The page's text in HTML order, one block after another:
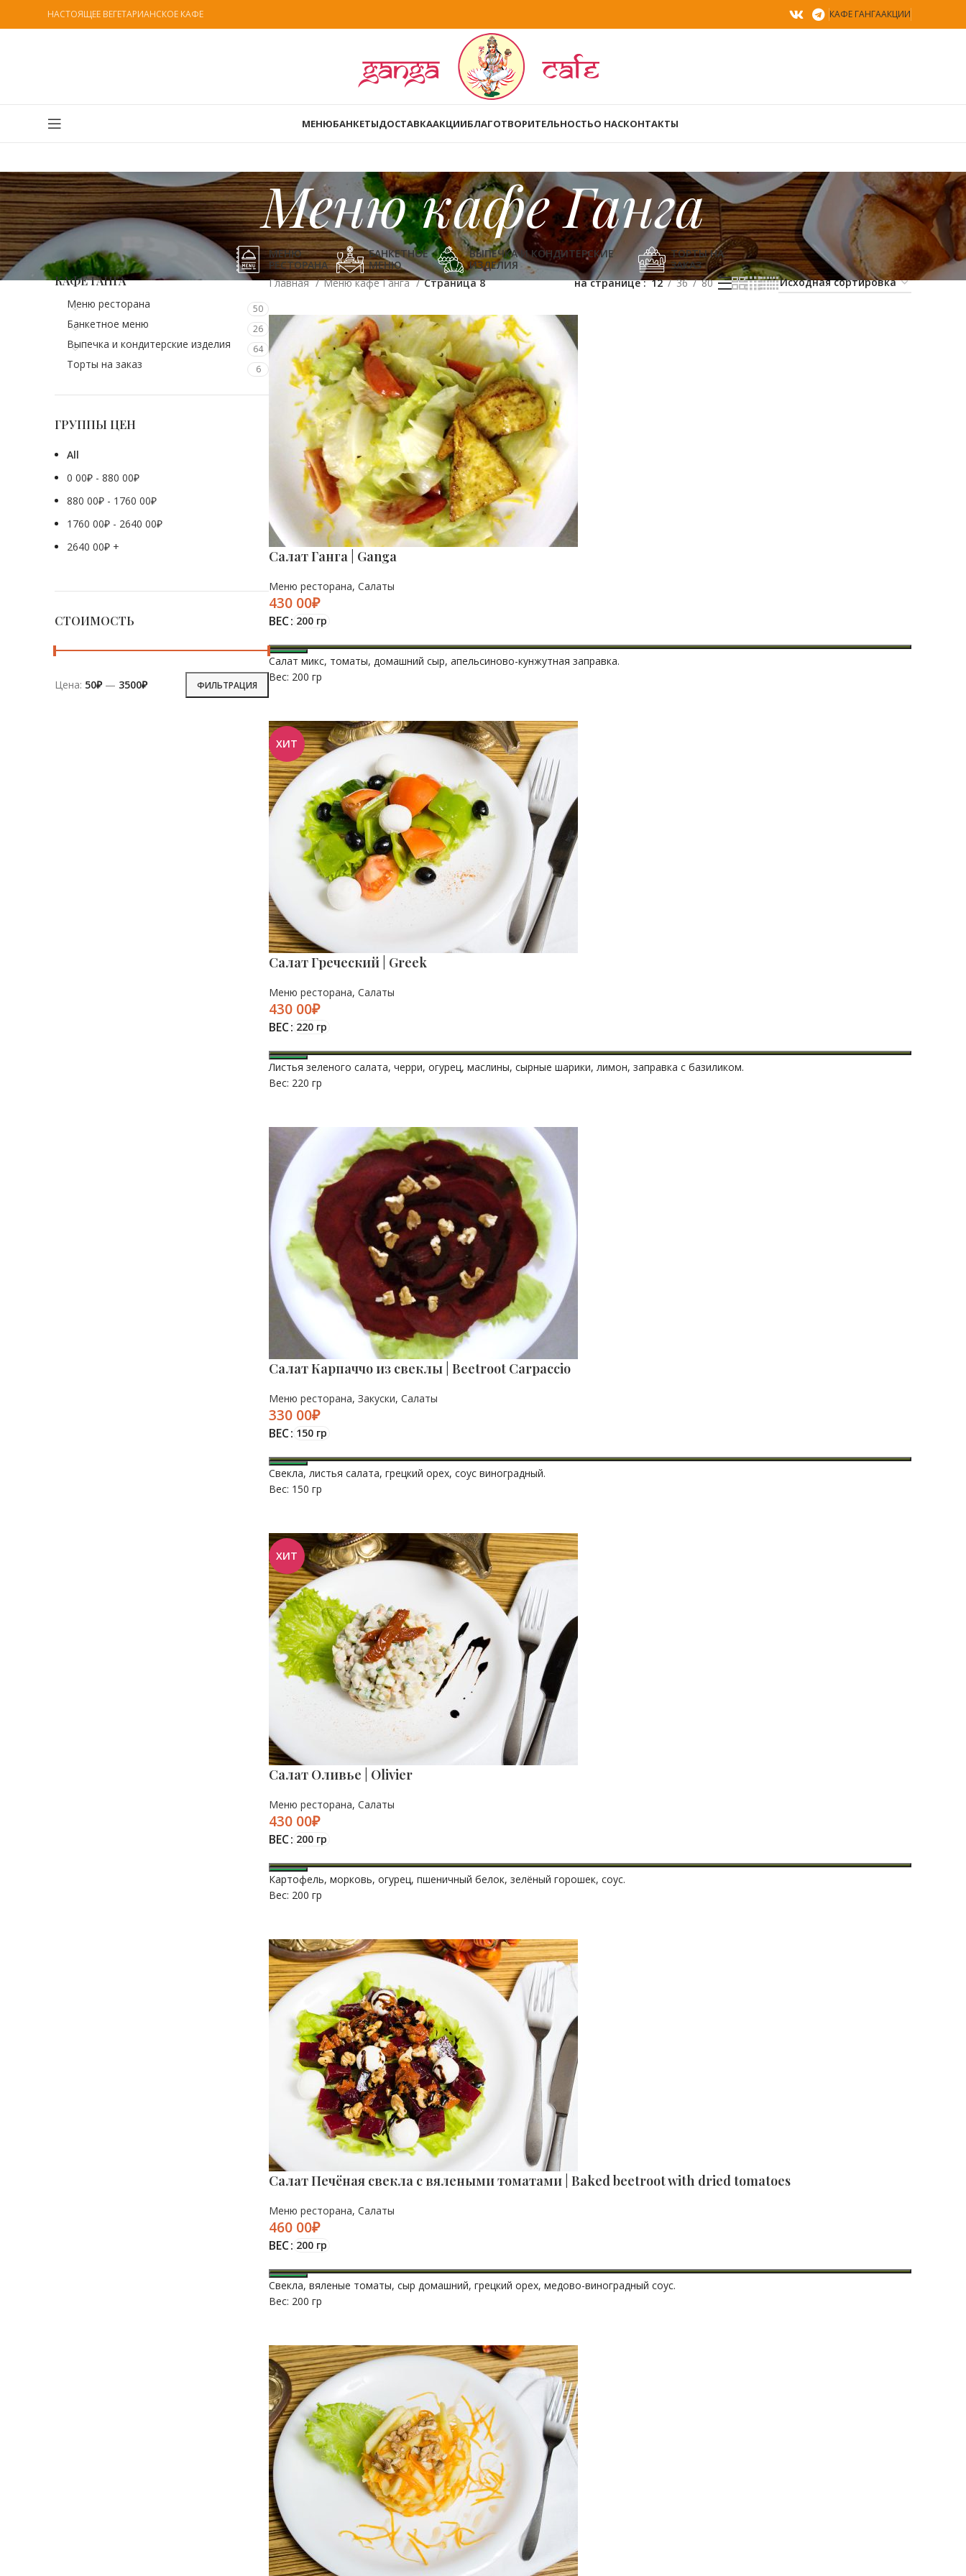
НАСТОЯЩЕЕ ВЕГЕТАРИАНСКОЕ КАФЕ КАФЕ ГАНГААКЦИИ
МЕНЮБАНКЕТЫДОСТАВКААКЦИИБЛАГОТВОРИТЕЛЬНОСТЬО НАСКОНТАКТЫ
Меню кафе Ганга
МЕНЮ
РЕСТОРАНА
БАНКЕТНОЕ
МЕНЮ
ВЫПЕЧКА И КОНДИТЕРСКИЕ
ИЗДЕЛИЯ
ТОРТЫ НА
ЗАКАЗ
КАФЕ ГАНГА
Меню ресторана 50
Банкетное меню 26
Выпечка и кондитерские изделия 64
Торты на заказ 6
ГРУППЫ ЦЕН
All
0 00₽ - 880 00₽
880 00₽ - 1760 00₽
1760 00₽ - 2640 00₽
2640 00₽ +
СТОИМОСТЬ
Минимальная
Максимальная
ФИЛЬТРАЦИЯ
Цена: 50₽— 3500₽
Главная Меню кафе Ганга Страница 8 на странице 12 36 80
Салат Ганга | Ganga
Меню ресторана, Салаты
₽
ВЕС 200 гр
Салат микс, томаты, домашний сыр, апельсиново-кунжутная заправка.
Вес: 200 гр
ХИТ
Салат Греческий | Greek
Меню ресторана, Салаты
₽
ВЕС 220 гр
Листья зеленого салата, черри, огурец, маслины, сырные шарики, лимон, заправка с базиликом.
Вес: 220 гр
Салат Карпаччо из свеклы | Beetroot Carpaccio
Меню ресторана, Закуски, Салаты
₽
ВЕС 150 гр
Свекла, листья салата, грецкий орех, соус виноградный.
Вес: 150 гр
ХИТ
Салат Оливье | Olivier
Меню ресторана, Салаты
₽
ВЕС 200 гр
Картофель, морковь, огурец, пшеничный белок, зелёный горошек, соус.
Вес: 200 гр
Салат Печёная свекла с вялеными томатами | Baked beetroot with dried tomatoes
Меню ресторана, Салаты
₽
ВЕС 200 гр
Свекла, вяленые томаты, сыр домашний, грецкий орех, медово-виноградный соус.
Вес: 200 гр